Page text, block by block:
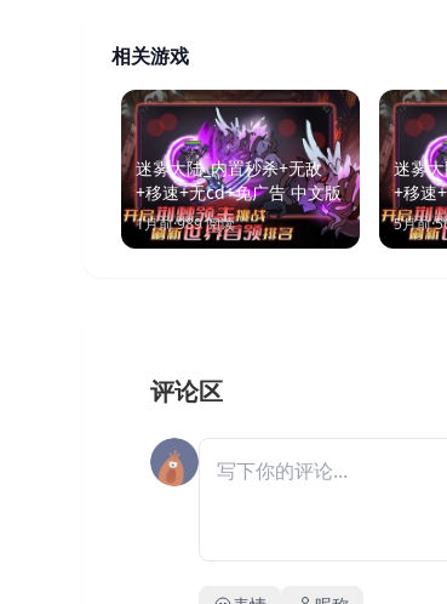
相关游戏
迷雾大陆_内置秒杀+无敌
+移速+无cd+免广告 中文版
1月前·989阅读
迷雾
+移速
5月前·
评论区